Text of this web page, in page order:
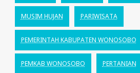
MUSIM HUJAN PARIWISATA
PEMERINTAH KABUPATEN WONOSOBO
PEMKAB WONOSOBO PERTANIAN